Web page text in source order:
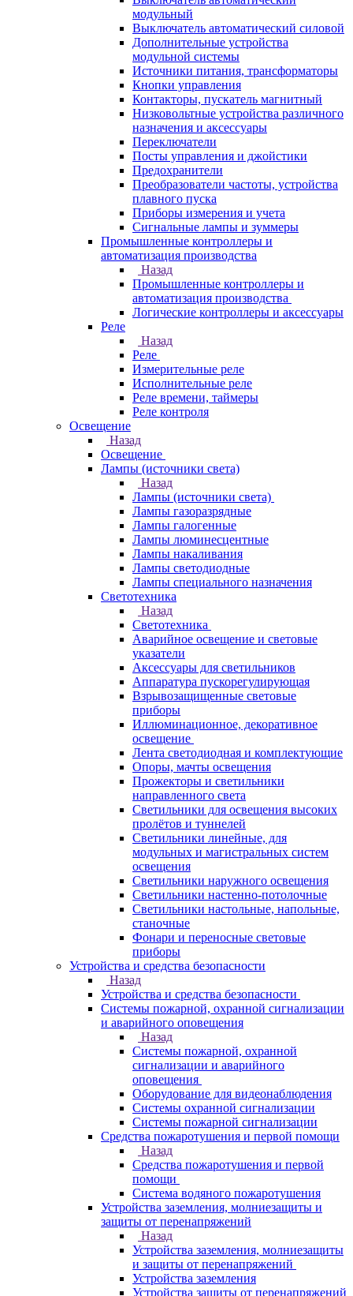
модульный
Выключатель автоматический силовой
Дополнительные устройства
модульной системы
Источники питания, трансформаторы
Кнопки управления
Контакторы, пускатель магнитный
Низковольтные устройства различного
назначения и аксессуары
Переключатели
Посты управления и джойстики
Предохранители
Преобразователи частоты, устройства
плавного пуска
Приборы измерения и учета
Сигнальные лампы и зуммеры
Промышленные контроллеры и
автоматизация производства
Назад
Промышленные контроллеры и
автоматизация производства
Логические контроллеры и аксессуары
Реле
Назад
Реле
Измерительные реле
Исполнительные реле
Реле времени, таймеры
Реле контроля
Освещение
Назад
Освещение
Лампы (источники света)
Назад
Лампы (источники света)
Лампы газоразрядные
Лампы галогенные
Лампы люминесцентные
Лампы накаливания
Лампы светодиодные
Лампы специального назначения
Светотехника
Назад
Светотехника
Аварийное освещение и световые
указатели
Аксессуары для светильников
Аппаратура пускорегулирующая
Взрывозащищенные световые
приборы
Иллюминационное, декоративное
освещение
Лента светодиодная и комплектующие
Опоры, мачты освещения
Прожекторы и светильники
направленного света
Светильники для освещения высоких
пролётов и туннелей
Светильники линейные, для
модульных и магистральных систем
освещения
Светильники наружного освещения
Светильники настенно-потолочные
Светильники настольные, напольные,
станочные
Фонари и переносные световые
приборы
Устройства и средства безопасности
Назад
Устройства и средства безопасности
Системы пожарной, охранной сигнализации
и аварийного оповещения
Назад
Системы пожарной, охранной
сигнализации и аварийного
оповещения
Оборудование для видеонаблюдения
Системы охранной сигнализации
Системы пожарной сигнализации
Средства пожаротушения и первой помощи
Назад
Средства пожаротушения и первой
помощи
Система водяного пожаротушения
Устройства заземления, молниезащиты и
защиты от перенапряжений
Назад
Устройства заземления, молниезащиты
и защиты от перенапряжений
Устройства заземления
Устройства защиты от перенапряжений